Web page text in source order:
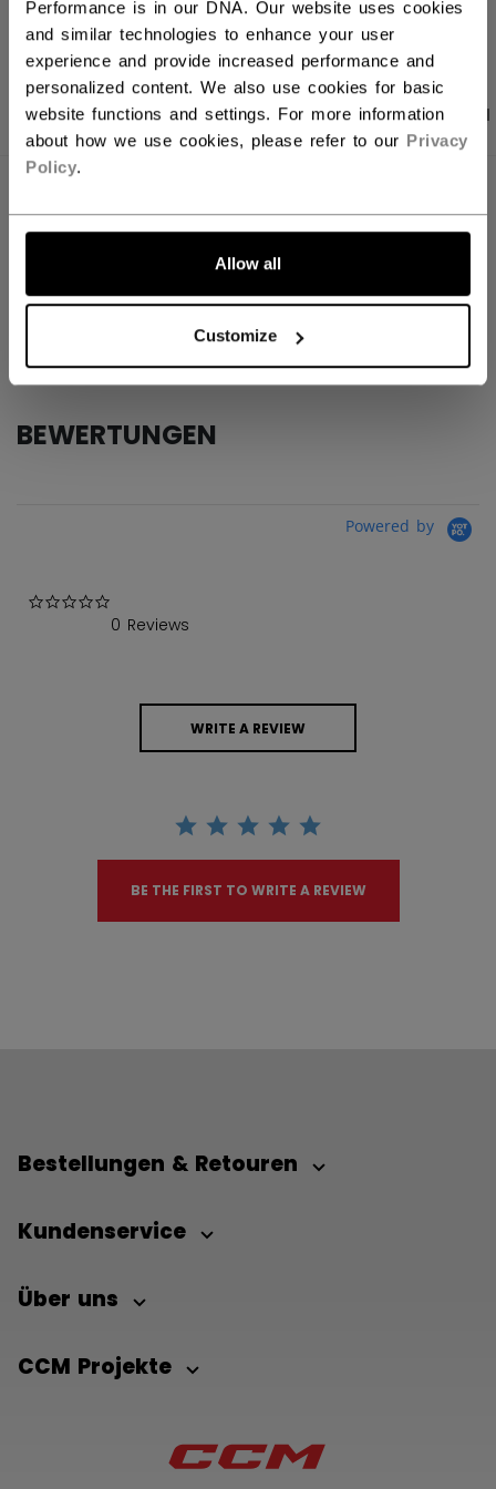
Performance is in our DNA. Our website uses cookies
and similar technologies to enhance your user
experience and provide increased performance and
personalized content. We also use cookies for basic
website functions and settings. For more information
about how we use cookies, please refer to our Privacy
Policy.
Allow all
Customize
LINKS ZUM
PRODUKTFOTOS ANGABEN BEWERTUNGEN
ANGABEN
AGE GROUP
Youth
Team
BEWERTUNGEN
Powered by
0 Reviews
WRITE A REVIEW
BE THE FIRST TO WRITE A REVIEW
Bestellungen & Retouren
Kundenservice
Über uns
CCM Projekte